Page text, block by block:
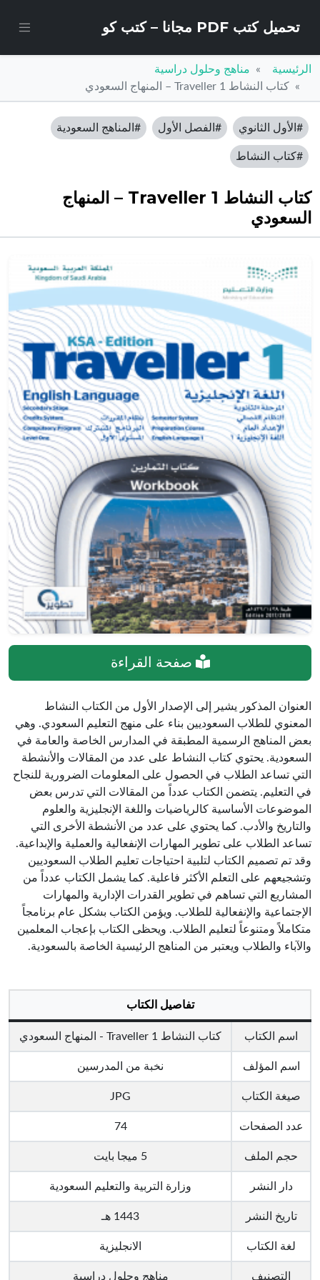
تحميل كتب PDF مجانا – كتب كو
الرئيسية
مناهج وحلول دراسية
كتاب النشاط Traveller 1 – المنهاج السعودي
#الأول الثانوي #الفصل الأول #المناهج السعودية
#كتاب النشاط
كتاب النشاط Traveller 1 – المنهاج
السعودي
صفحة القراءة
العنوان المذكور يشير إلى الإصدار الأول من الكتاب النشاط
المعنوي للطلاب السعوديين بناء على منهج التعليم السعودي. وهي
بعض المناهج الرسمية المطبقة في المدارس الخاصة والعامة في
السعودية. يحتوي كتاب النشاط على عدد من المقالات والأنشطة
التي تساعد الطلاب في الحصول على المعلومات الضرورية للنجاح
في التعليم. يتضمن الكتاب عدداً من المقالات التي تدرس بعض
الموضوعات الأساسية كالرياضيات واللغة الإنجليزية والعلوم
والتاريخ والأدب. كما يحتوي على عدد من الأنشطة الأخرى التي
تساعد الطلاب على تطوير المهارات الإنفعالية والعملية والإبداعية.
وقد تم تصميم الكتاب لتلبية احتياجات تعليم الطلاب السعوديين
وتشجيعهم على التعلم الأكثر فاعلية. كما يشمل الكتاب عدداً من
المشاريع التي تساهم في تطوير القدرات الإدارية والمهارات
الإجتماعية والإنفعالية للطلاب. ويؤمن الكتاب بشكل عام برنامجاً
متكاملاً ومتنوعاً لتعليم الطلاب. ويحظى الكتاب بإعجاب المعلمين
والآباء والطلاب ويعتبر من المناهج الرئيسية الخاصة بالسعودية.
تفاصيل الكتاب
اسم الكتاب كتاب النشاط Traveller 1 - المنهاج السعودي
اسم المؤلف نخبة من المدرسين
صيغة الكتاب JPG
عدد الصفحات 74
حجم الملف 5 ميجا بايت
دار النشر وزارة التربية والتعليم السعودية
تاريخ النشر 1443 هـ
لغة الكتاب الانجليزية
التصنيف مناهج وحلول دراسية